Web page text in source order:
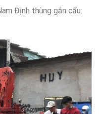
Định thùng gắn cẩu: